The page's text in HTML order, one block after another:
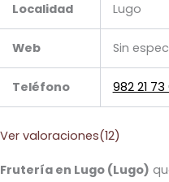
Localidad Lugo
Web Sin
Teléfono 982 21 73
Ver valoraciones(12)
Frutería en Lugo (Lugo)